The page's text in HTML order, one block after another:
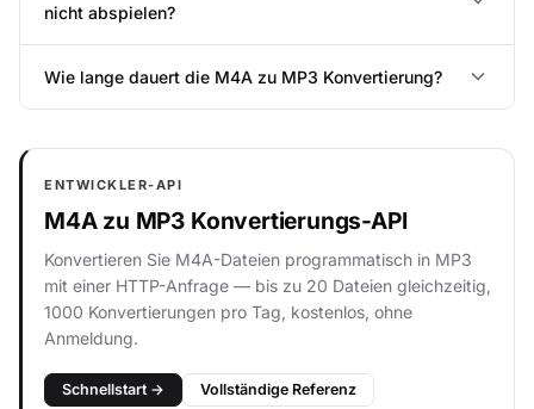
nicht abspielen?
Wie lange dauert die M4A zu MP3 Konvertierung?
ENTWICKLER-API
M4A zu MP3 Konvertierungs-API
Konvertieren Sie M4A-Dateien programmatisch in MP3
mit einer HTTP-Anfrage — bis zu 20 Dateien gleichzeitig,
1000 Konvertierungen pro Tag, kostenlos, ohne
Anmeldung.
Schnellstart → Vollständige Referenz